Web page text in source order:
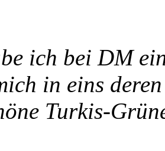
ich bei DM
in eins
Turkis-